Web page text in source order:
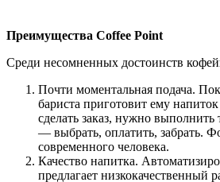
Преимущества Coffee Point
Среди несомненных достоинств
Почти моментальная подача.
бариста приготовит ему
сделать заказ, нужно
— выбрать, оплатить, забрать.
современного человека.
Качество напитка.
предлагает